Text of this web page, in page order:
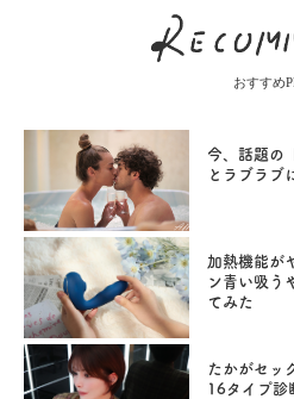
おすすめ
今、話題の
とラブラブ
加熱機能が
ン青い吸う
てみた
たかがセッ
16タイプ診